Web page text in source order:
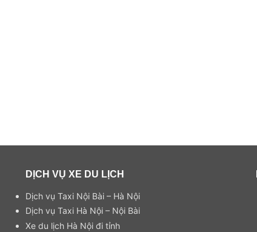
DỊCH VỤ XE DU LỊCH
Dịch vụ Taxi Nội Bài – Hà Nội
Dịch vụ Taxi Hà Nội – Nội Bài
Xe du lịch Hà Nội đi tỉnh